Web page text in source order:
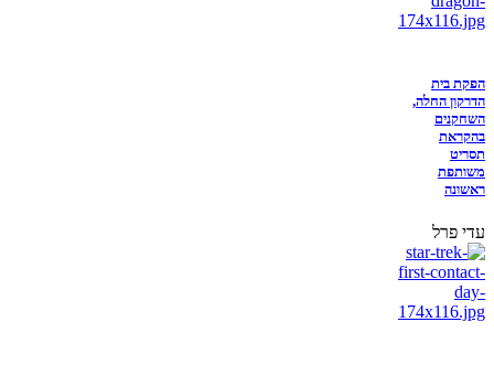
הפקת בית
הדרקון החלה,
השחקנים
בהקראת
תסריט
משותפת
ראשונה
עדי פרל